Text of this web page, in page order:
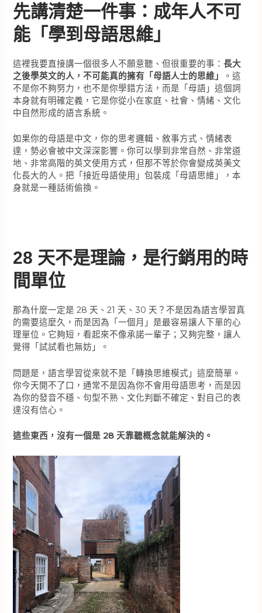
先講清楚一件事：成年人不可
能「學到母語思維」
這裡我要直接講一個很多人不願意聽、但很重要的事：長大
之後學英文的人，不可能真的擁有「母語人士的思維」
。這
不是你不夠努力，也不是你學錯方法，而是「母語」這個詞
本身就有明確定義，它是你從小在家庭、社會、情緒、文化
中自然形成的語言系統。
如果你的母語是中文，你的思考邏輯、敘事方式、情緒表
達，勢必會被中文深深影響。你可以學到非常自然、非常道
地、非常高階的英文使用方式，但那不等於你會變成英美文
化長大的人。把「接近母語使用」包裝成「母語思維」，本
身就是一種話術偷換。
28 天不是理論，是行銷用的時
間單位
那為什麼一定是 28 天、21 天、30 天？不是因為語言學習真
的需要這麼久，而是因為「一個月」是最容易讓人下單的心
理單位。它夠短，看起來不像承諾一輩子；又夠完整，讓人
覺得「試試看也無妨」。
問題是，語言學習從來就不是「轉換思維模式」這麼簡單。
你今天開不了口，通常不是因為你不會用母語思考，而是因
為你的發音不穩、句型不熟、文化判斷不確定、對自己的表
達沒有信心。
這些東西，沒有一個是 28 天靠聽概念就能解決的。